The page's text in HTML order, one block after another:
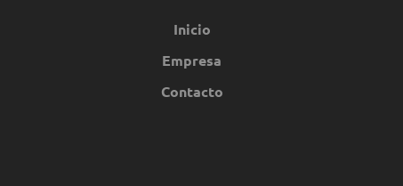
Inicio
Empresa
Contacto